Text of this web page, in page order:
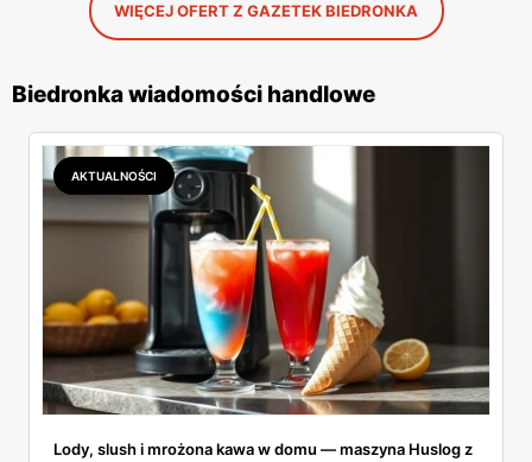
WIĘCEJ OFERT Z GAZETEK BIEDRONKA
Biedronka wiadomości handlowe
AKTUALNOŚCI
Lody, slush i mrożona kawa w domu — maszyna Huslog z